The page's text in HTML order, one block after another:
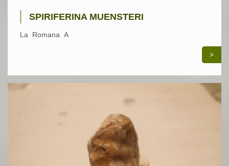
SPIRIFERINA MUENSTERI
La Romana A
>